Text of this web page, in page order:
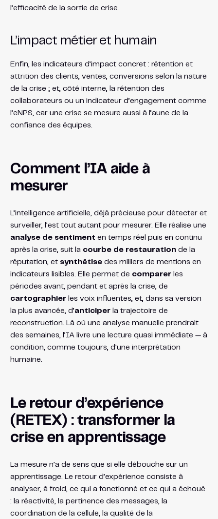
l’efficacité de la sortie de crise.
L’impact métier et humain
Enfin, les indicateurs d’impact concret : rétention et
attrition des clients, ventes, conversions selon la nature
de la crise ; et, côté interne, la rétention des
collaborateurs ou un indicateur d’engagement comme
l’eNPS, car une crise se mesure aussi à l’aune de la
confiance des équipes.
Comment l’IA aide à
mesurer
L’intelligence artificielle, déjà précieuse pour détecter et
surveiller, l’est tout autant pour mesurer. Elle réalise une
analyse de sentiment en temps réel puis en continu
après la crise, suit la courbe de restaurationde la
réputation, et synthétisedes milliers de mentions en
indicateurs lisibles. Elle permet de comparerles
périodes avant, pendant et après la crise, de
cartographierles voix influentes, et, dans sa version
la plus avancée, d’anticiperla trajectoire de
reconstruction. Là où une analyse manuelle prendrait
des semaines, l’IA livre une lecture quasi immédiate — à
condition, comme toujours, d’une interprétation
humaine.
Le retour d’expérience
(RETEX) : transformer la
crise en apprentissage
La mesure n’a de sens que si elle débouche sur un
apprentissage. Le retour d’expérience consiste à
analyser, à froid, ce qui a fonctionné et ce qui a échoué
: la réactivité, la pertinence des messages, la
coordination de la cellule, la qualité de la